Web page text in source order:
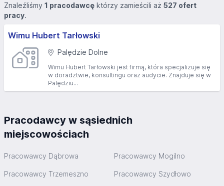
Znaleźliśmy 1 pracodawcę którzy zamieścili aż 527 ofert
pracy.
Wimu Hubert Tarłowski
Palędzie Dolne
Wimu Hubert Tarłowski jest firmą, która specjalizuje się
w doradztwie, konsultingu oraz audycie. Znajduje się w
Palędziu...
Pracodawcy w sąsiednich
miejscowościach
Pracowawcy Dąbrowa Pracowawcy Mogilno
Pracowawcy Trzemeszno Pracowawcy Szydłowo